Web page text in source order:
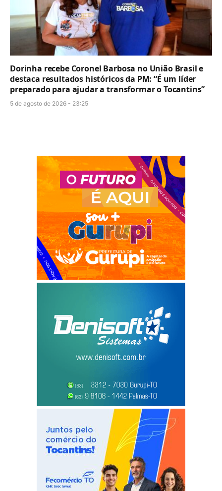
Dorinha recebe Coronel Barbosa no União Brasil e
destaca resultados históricos da PM: “É um líder
preparado para ajudar a transformar o Tocantins”
5 de agosto de 2026 - 23:25